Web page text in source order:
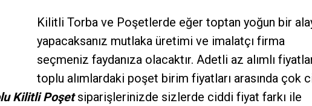
Kilitli Torba ve Poşetlerde eğer toptan yoğun bir
yapacaksanız mutlaka üretimi ve imalatçı firma
seçmeniz faydanıza olacaktır. Adetli az alımlı
toplu alımlardaki poşet birim fiyatları arasında çok
Kilitli Poşetsiparişlerinizde sizlerde ciddi fiyat farkı ile